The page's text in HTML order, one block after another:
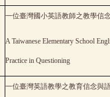
一位臺灣國小英語教師之教學信
A Taiwanese Elementary School
Practice in Questioning
一位臺灣英語教學之教育信念與